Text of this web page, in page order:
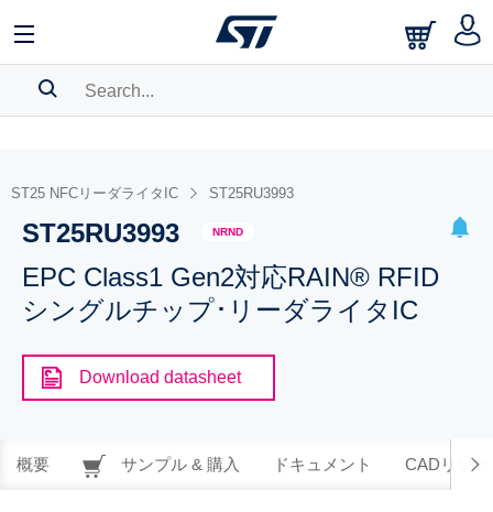
BOOKMARK
Pleaselog into show your saved searches.
ST25 NFCリーダライタIC ST25RU3993
ST25RU3993 NRND
EPC Class1 Gen2対応RAIN® RFID
シングルチップ･リーダライタIC
Download datasheet
概要 サンプル & 購入 ドキュメント CADリソー